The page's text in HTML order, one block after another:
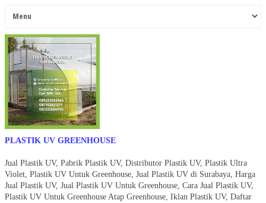
PLASTIK UV GREENHOUSE
Jual Plastik UV, Pabrik Plastik UV, Distributor Plastik UV, Plastik Ultra
Violet, Plastik UV Untuk Greenhouse, Jual Plastik UV di Surabaya, Harga
Jual Plastik UV, Jual Plastik UV Untuk Greenhouse, Cara Jual Plastik UV,
Plastik UV Untuk Greenhouse Atap Greenhouse, Iklan Plastik UV, Daftar